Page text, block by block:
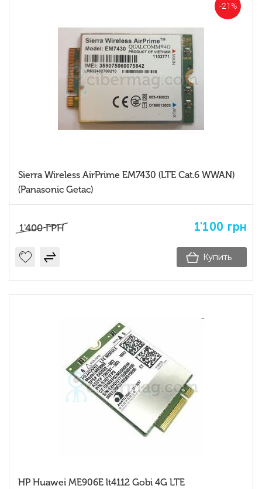
-21%
Sierra Wireless AirPrime EM7430 (LTE Cat.6 WWAN)
(Panasonic Getac)
1'400 ГРН 1'100 грн
Купить
HP Huawei ME906E lt4112 Gobi 4G LTE